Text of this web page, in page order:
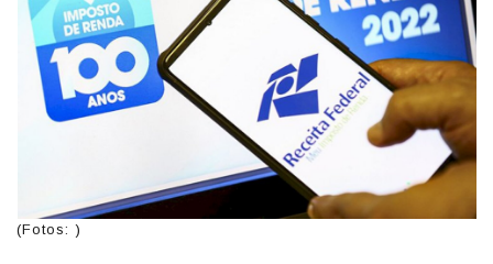
(Fotos: )